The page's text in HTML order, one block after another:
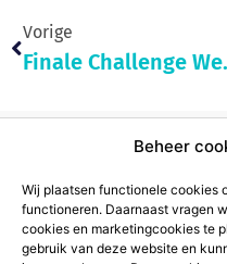
Beheer
Wij plaatsen functionele cookies
functioneren. Daarnaast vragen
cookies en marketingcookies te
gebruik van deze website en
Vorige
Finale